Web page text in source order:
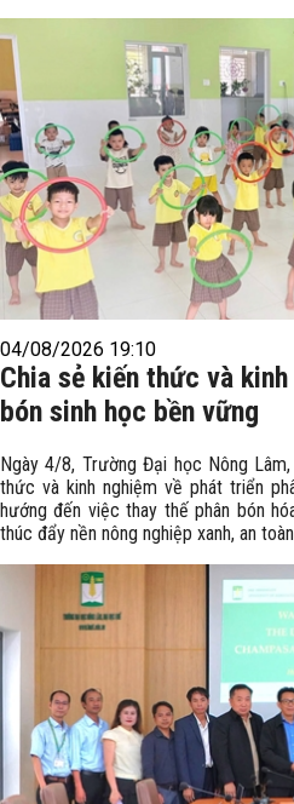
04/08/2026 19:10
Chia sẻ kiến thức và
bón sinh học bền vững
Ngày 4/8, Trường Đại học Nông
thức và kinh nghiệm về phát triển
hướng đến việc thay thế phân bón
thúc đẩy nền nông nghiệp xanh, an